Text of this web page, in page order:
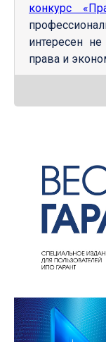
конкурс
интересен
права и